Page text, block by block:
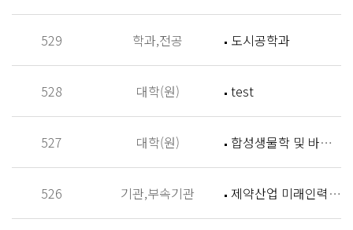
529 학과,전공 도시공학과
528 대학(원) test
527 대학(원) 합성생물학 및 바이오신소재개발 연구실 (Synthetic Biology and Biomaterials Lab,SBBL)
526 기관,부속기관 제약산업 미래인력 양성센터 홈페이지